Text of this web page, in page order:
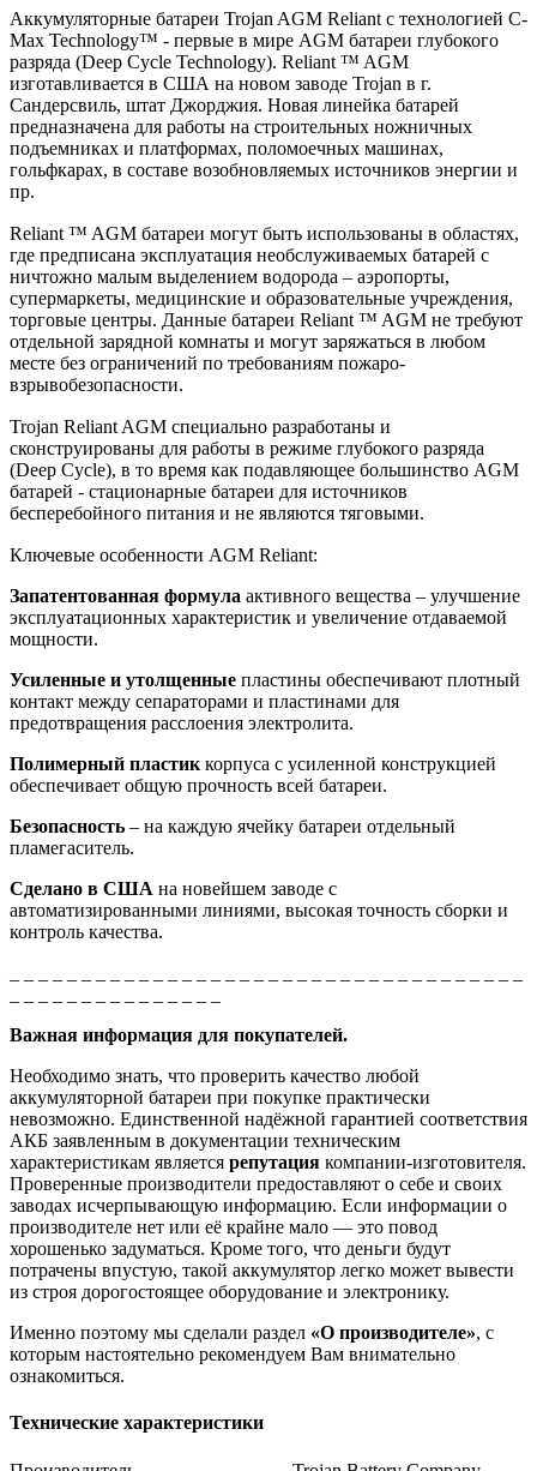
Аккумуляторные батареи Trojan AGM Reliant с технологией C-
Max Technology™ - первые в мире AGM батареи глубокого
разряда (Deep Cycle Technology). Reliant ™ AGM
изготавливается в США на новом заводе Trojan в г.
Сандерсвиль, штат Джорджия. Новая линейка батарей
предназначена для работы на строительных ножничных
подъемниках и платформах, поломоечных машинах,
гольфкарах, в составе возобновляемых источников энергии и
пр.
Reliant ™ AGM батареи могут быть использованы в областях,
где предписана эксплуатация необслуживаемых батарей с
ничтожно малым выделением водорода – аэропорты,
супермаркеты, медицинские и образовательные учреждения,
торговые центры. Данные батареи Reliant ™ AGM не требуют
отдельной зарядной комнаты и могут заряжаться в любом
месте без ограничений по требованиям пожаро-
взрывобезопасности.
Trojan Reliant AGM специально разработаны и
сконструированы для работы в режиме глубокого разряда
(Deep Cycle), в то время как подавляющее большинство AGM
батарей - стационарные батареи для источников
бесперебойного питания и не являются тяговыми.
Ключевые особенности AGM Reliant:
Запатентованная формула активного вещества – улучшение
эксплуатационных характеристик и увеличение отдаваемой
мощности.
Усиленные и утолщенные пластины обеспечивают плотный
контакт между сепараторами и пластинами для
предотвращения расслоения электролита.
Полимерный пластик корпуса с усиленной конструкцией
обеспечивает общую прочность всей батареи.
Безопасность – на каждую ячейку батареи отдельный
пламегаситель.
Сделано в США на новейшем заводе с
автоматизированными линиями, высокая точность сборки и
контроль качества.
Важная информация для покупателей.
Необходимо знать, что проверить качество любой
аккумуляторной батареи при покупке практически
невозможно. Единственной надёжной гарантией соответствия
АКБ заявленным в документации техническим
характеристикам является репутация компании-изготовителя.
Проверенные производители предоставляют о себе и своих
заводах исчерпывающую информацию. Если информации о
производителе нет или её крайне мало — это повод
хорошенько задуматься. Кроме того, что деньги будут
потрачены впустую, такой аккумулятор легко может вывести
из строя дорогостоящее оборудование и электронику.
Именно поэтому мы сделали раздел «О производителе», с
которым настоятельно рекомендуем Вам внимательно
ознакомиться.
Технические характеристики